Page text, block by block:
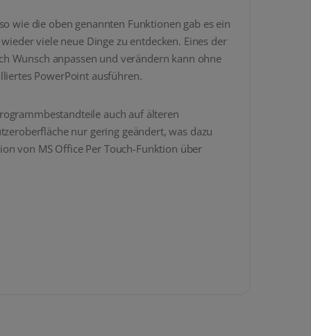
wie die oben genannten Funktionen gab es ein
viele neue Dinge zu entdecken. Eines der
Wunsch anpassen und verändern kann ohne
PowerPoint ausführen.
auch auf älteren
nur gering geändert, was dazu
von MS Office Per Touch-Funktion über